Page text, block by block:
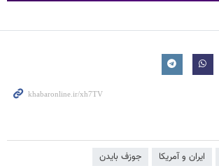
ایران و آمریکا
جوزف بایدن